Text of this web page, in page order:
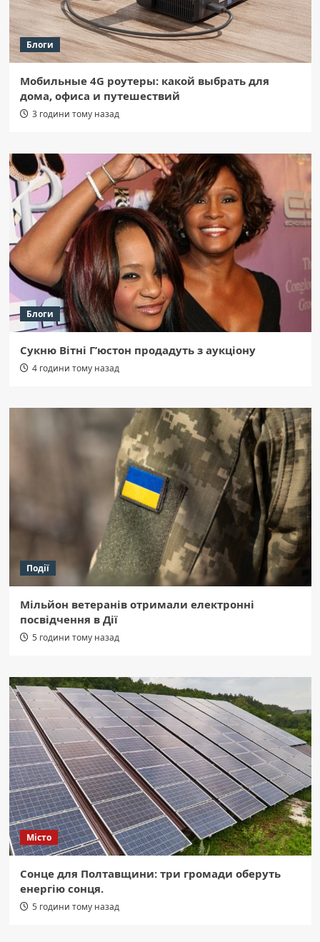
Блоги
Мобильные 4G роутеры: какой выбрать для
дома, офиса и путешествий
3 години тому назад
Блоги
Сукню Вітні Г’юстон продадуть з аукціону
4 години тому назад
Події
Мільйон ветеранів отримали електронні
посвідчення в Дії
5 години тому назад
Місто
Сонце для Полтавщини: три громади оберуть
енергію сонця.
5 години тому назад